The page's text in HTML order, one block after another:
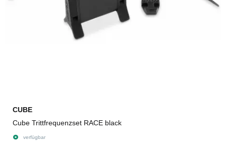
CUBE
Cube Trittfrequenzset RACE black
verfügbar